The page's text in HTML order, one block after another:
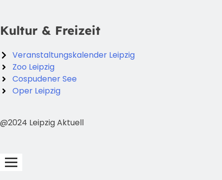
Kultur & Freizeit
Veranstaltungskalender Leipzig
Zoo Leipzig
Cospudener See
Oper Leipzig
@2024 Leipzig Aktuell